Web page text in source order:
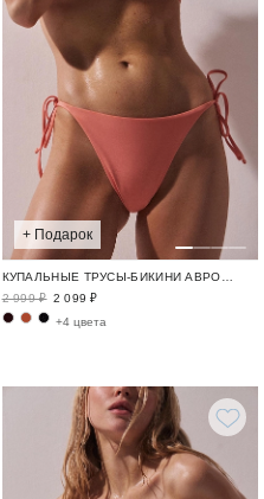
+ Подарок
2 999 ₽ 2 099 ₽
+4 цвета